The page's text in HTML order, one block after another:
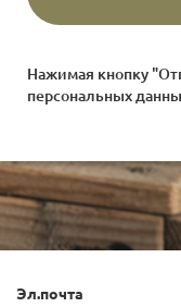
Нажимая кнопку
персональных
Эл.почта